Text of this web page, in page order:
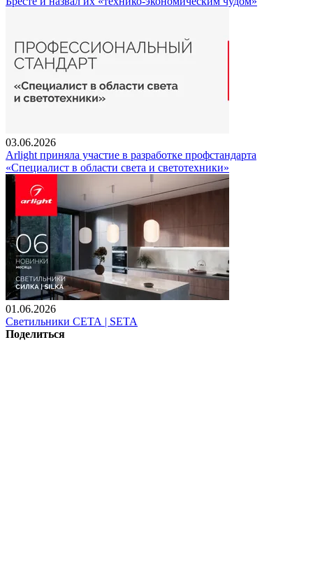
03.06.2026
Arlight приняла участие в разработке профстандарта
«Специалист в области света и светотехники»
01.06.2026
Светильники СЕТА | SETA
Поделиться